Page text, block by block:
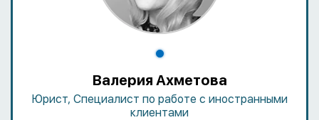
Валерия Ахметова
Юрист, Специалист по работе с иностранными
клиентами